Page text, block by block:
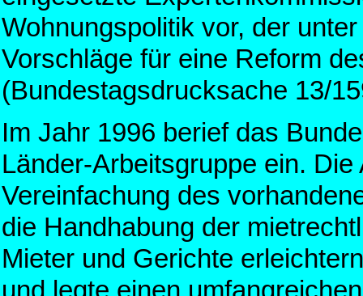
Wohnungspolitik vor, der
Vorschläge für eine Reform
(Bundestagsdrucksache 13/
Im Jahr 1996 berief das
Länder-Arbeitsgruppe ein.
Vereinfachung des
die Handhabung der
Mieter und Gerichte